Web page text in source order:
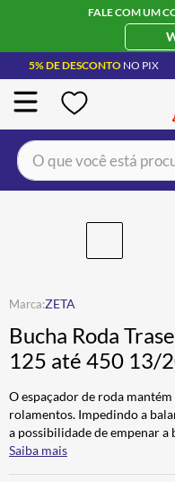
FALE COM UM
5% DE DESCONTO NO PIX
O que você está
ZETA
Bucha Roda
125 até 450 13/
O espaçador de roda
rolamentos. Impedindo a
a possibilidade de empenar a
Saiba mais
CAPACETE LS2
BOTA
5º LUVA
7º BAU
8º CALÇA